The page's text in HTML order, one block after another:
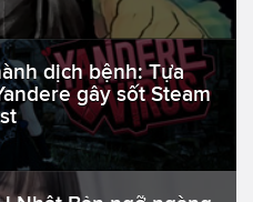
dịch bệnh: Tựa
gây sốt Steam